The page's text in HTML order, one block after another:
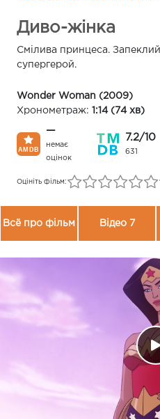
Диво-жінка
Смілива принцеса.
супергерой.
Wonder Woman (2009)
Хронометраж: 1:14 (74 хв)
—
немає
оцінок
7.2/10
631
Оцініть фільм:
Всё про фільм Відео 7